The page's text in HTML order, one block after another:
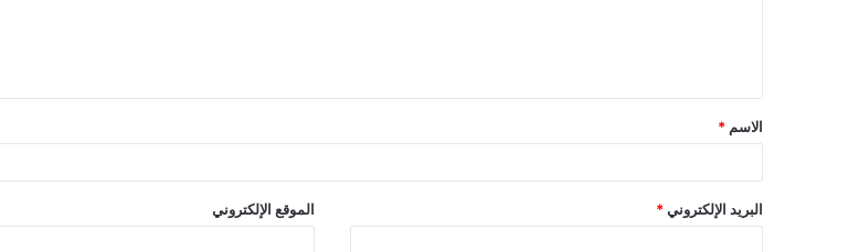
ق
*
الاسم *
البريد الإلكتروني * الموقع الإلكتروني